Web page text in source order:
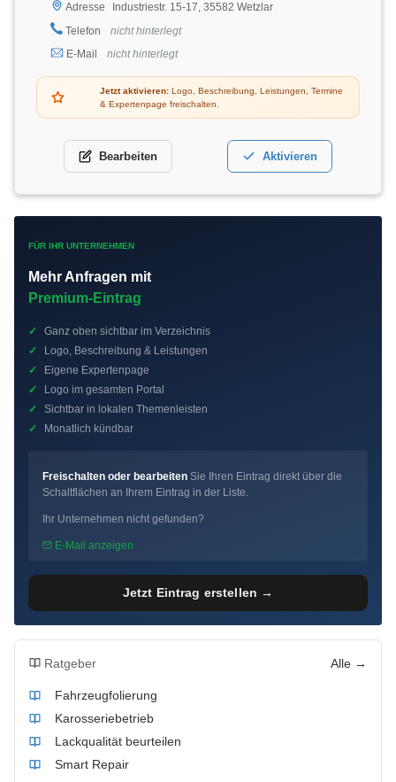
Adresse
Industriestr. 15-17, 35582 Wetzlar
Telefon
nicht hinterlegt
E-Mail
nicht hinterlegt
Jetzt aktivieren: Logo, Beschreibung, Leistungen, Termine
& Expertenpage freischalten.
Bearbeiten Aktivieren
FÜR IHR UNTERNEHMEN
Mehr Anfragen mit
Premium-Eintrag
✓
Ganz oben sichtbar im Verzeichnis
✓
Logo, Beschreibung & Leistungen
✓
Eigene Expertenpage
✓
Logo im gesamten Portal
✓
Sichtbar in lokalen Themenleisten
✓
Monatlich kündbar
Freischalten oder bearbeiten Sie Ihren Eintrag direkt über die
Schaltflächen an Ihrem Eintrag in der Liste.
Ihr Unternehmen nicht gefunden?
E-Mail anzeigen
Jetzt Eintrag erstellen →
Ratgeber Alle →
Fahrzeugfolierung
Karosseriebetrieb
Lackqualität beurteilen
Smart Repair